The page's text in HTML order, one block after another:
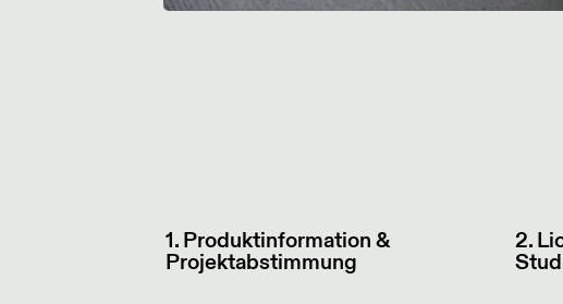
1. Produktinformation &
Projektabstimmung
2.